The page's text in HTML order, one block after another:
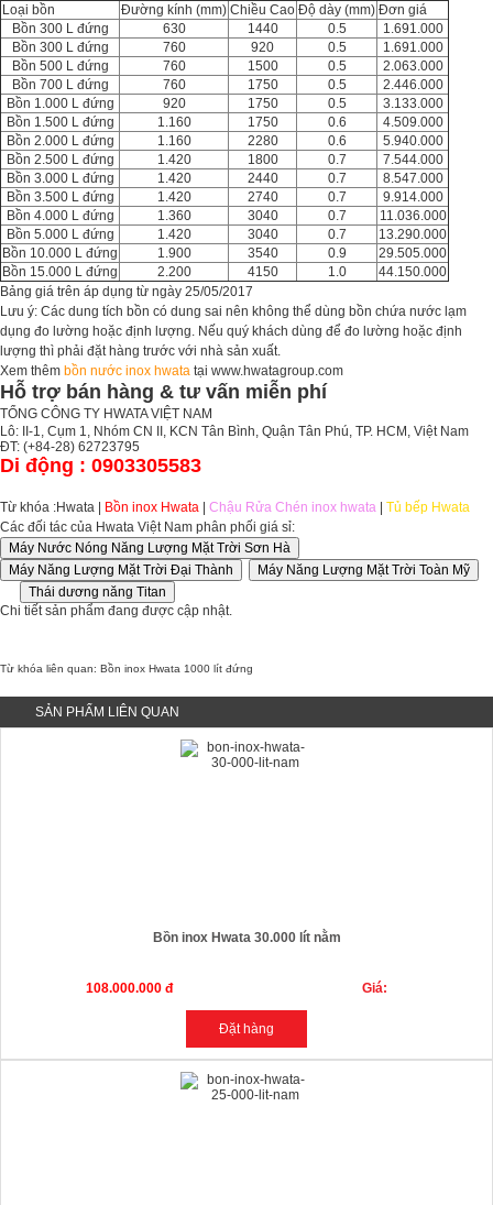
Loại bồn Đường kính (mm) Chiều Cao Độ dày (mm) Đơn giá
Bồn 300 L đứng
630 1440 0.5
1.691.000
Bồn 300 L đứng
760 920 0.5
1.691.000
Bồn 500 L đứng
760 1500 0.5
2.063.000
Bồn 700 L đứng
760 1750 0.5
2.446.000
Bồn 1.000 L đứng
920 1750 0.5
3.133.000
Bồn 1.500 L đứng
1.160 1750 0.6
4.509.000
Bồn 2.000 L đứng
1.160 2280 0.6
5.940.000
Bồn 2.500 L đứng
1.420 1800 0.7
7.544.000
Bồn 3.000 L đứng
1.420 2440 0.7
8.547.000
Bồn 3.500 L đứng
1.420 2740 0.7
9.914.000
Bồn 4.000 L đứng
1.360 3040 0.7
11.036.000
Bồn 5.000 L đứng
1.420 3040 0.7
13.290.000
Bồn 10.000 L đứng
1.900 3540 0.9
29.505.000
Bồn 15.000 L đứng
2.200 4150 1.0
44.150.000
Bảng giá trên áp dụng từ ngày 25/05/2017
Lưu ý: Các dung tích bồn có dung sai nên không thể dùng bồn chứa nước lạm
dụng đo lường hoặc định lượng. Nếu quý khách dùng để đo lường hoặc định
lượng thì phải đặt hàng trước với nhà sản xuất.
Xem thêm bồn nước inox hwata tại www.hwatagroup.com
Hỗ trợ bán hàng & tư vấn miễn phí
TỔNG CÔNG TY HWATA VIỆT NAM
Lô: II-1, Cụm 1, Nhóm CN II, KCN Tân Bình, Quận Tân Phú, TP. HCM, Việt Nam
ĐT: (+84-28) 62723795
Di động : 0903305583
Từ khóa :Hwata Bồn inox Hwata Chậu Rửa Chén inox hwata
Tủ bếp Hwata
Các đối tác của Hwata Việt Nam phân phối giá sỉ:
Chi tiết sản phẩm đang được cập nhật.
Từ khóa liên quan: Bồn inox Hwata 1000 lít đứng
SẢN PHẨM LIÊN QUAN
Bồn inox Hwata 30.000 lít nằm
Giá:
108.000.000 đ